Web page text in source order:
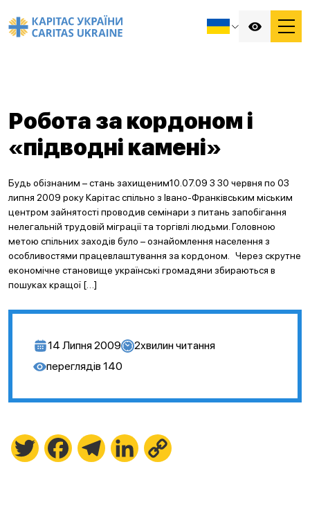
Робота за кордоном і
«підводні камені»
Будь обізнаним – стань захищеним10.07.09 З 30 червня по 03
липня 2009 року Карітас спільно з Івано-Франківським міським
центром зайнятості проводив семінари з питань запобігання
нелегальній трудовій міграції та торгівлі людьми. Головною
метою спільних заходів було – ознайомлення населення з
особливостями працевлаштування за кордоном. Через скрутне
економічне становище українські громадяни збираються в
пошуках кращої […]
14 Липня 2009 2хвилин читання
переглядів 140
Twitter FacebookTelegramLinkedIn